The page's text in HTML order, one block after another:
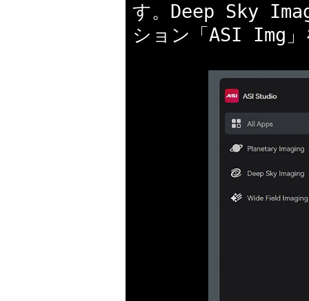
す。Deep Sky
ション「ASI Img」